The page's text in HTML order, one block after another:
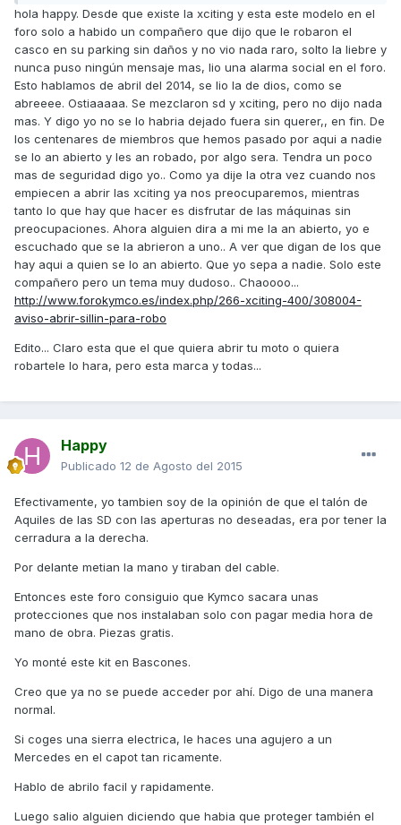
hola happy. Desde que existe la xciting y esta este modelo en el
foro solo a habido un compañero que dijo que le robaron el
casco en su parking sin daños y no vio nada raro, solto la liebre y
nunca puso ningún mensaje mas, lio una alarma social en el foro.
Esto hablamos de abril del 2014, se lio la de dios, como se
abreeee. Ostiaaaaa. Se mezclaron sd y xciting, pero no dijo nada
mas. Y digo yo no se lo habria dejado fuera sin querer,, en fin. De
los centenares de miembros que hemos pasado por aqui a nadie
se lo an abierto y les an robado, por algo sera. Tendra un poco
mas de seguridad digo yo.. Como ya dije la otra vez cuando nos
empiecen a abrir las xciting ya nos preocuparemos, mientras
tanto lo que hay que hacer es disfrutar de las máquinas sin
preocupaciones. Ahora alguien dira a mi me la an abierto, yo e
escuchado que se la abrieron a uno.. A ver que digan de los que
hay aqui a quien se lo an abierto. Que yo sepa a nadie. Solo este
compañero pero un tema muy dudoso.. Chaoooo...
http://www.forokymco.es/index.php/266-xciting-400/308004-
aviso-abrir-sillin-para-robo
Edito... Claro esta que el que quiera abrir tu moto o quiera
robartele lo hara, pero esta marca y todas...
Happy
Publicado 12 de Agosto del 2015
Efectivamente, yo tambien soy de la opinión de que el talón de
Aquiles de las SD con las aperturas no deseadas, era por tener la
cerradura a la derecha.
Por delante metian la mano y tiraban del cable.
Entonces este foro consiguio que Kymco sacara unas
protecciones que nos instalaban solo con pagar media hora de
mano de obra. Piezas gratis.
Yo monté este kit en Bascones.
Creo que ya no se puede acceder por ahí. Digo de una manera
normal.
Si coges una sierra electrica, le haces una agujero a un
Mercedes en el capot tan ricamente.
Hablo de abrilo facil y rapidamente.
Luego salio alguien diciendo que habia que proteger también el